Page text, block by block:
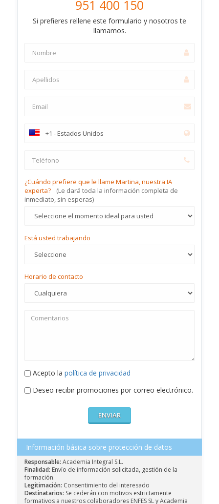
951 400 150
Si prefieres rellene este formulario y nosotros te
llamamos.
¿Cuándo prefiere que le llame Martina, nuestra IA
experta?
(Le dará toda la información completa de
inmediato, sin esperas)
Está usted trabajando
Horario de contacto
Acepto la política de privacidad
Deseo recibir promociones por correo electrónico.
Información básica sobre protección de datos
Responsable: Academia Integral S.L.
Finalidad: Envío de información solicitada, gestión de la
formación.
Legitimación: Consentimiento del interesado
Destinatarios: Se cederán con motivos estrictamente
formativos a nuestros colaboradores ENFES SL y Academia